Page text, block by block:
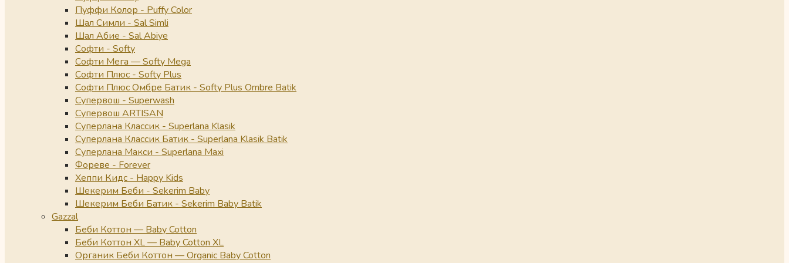
Пуффи Колор - Puffy Color
Шал Симли - Sal Simli
Шал Абие - Sal Abiye
Софти - Softy
Софти Мега — Softy Mega
Софти Плюс - Softy Plus
Софти Плюс Омбре Батик - Softy Plus Ombre Batik
Супервош - Superwash
Супервош ARTISAN
Суперлана Классик - Superlana Klasik
Суперлана Классик Батик - Superlana Klasik Batik
Суперлана Макси - Superlana Maxi
Фореве - Forever
Хеппи Кидс - Happy Kids
Шекерим Беби - Sekerim Baby
Шекерим Беби Батик - Sekerim Baby Batik
Gazzal
Беби Коттон — Baby Cotton
Беби Коттон XL — Baby Cotton XL
Органик Беби Коттон — Organic Baby Cotton